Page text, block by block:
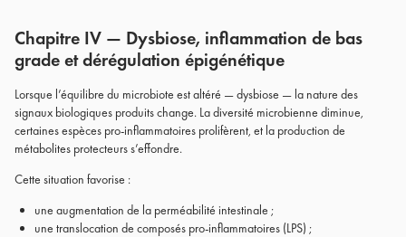
Chapitre IV — Dysbiose, inflammation de bas
grade et dérégulation épigénétique
Lorsque l’équilibre du microbiote est altéré — dysbiose — la nature des
signaux biologiques produits change. La diversité microbienne diminue,
certaines espèces pro-inflammatoires prolifèrent, et la production de
métabolites protecteurs s’effondre.
Cette situation favorise :
une augmentation de la perméabilité intestinale ;
une translocation de composés pro-inflammatoires (LPS) ;